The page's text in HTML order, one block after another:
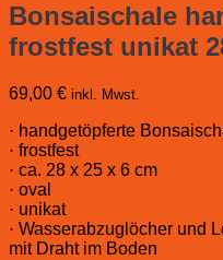
Bonsaischale
frostfest unikat
69,00 € inkl. Mwst.
· handgetöpferte
· frostfest
· ca. 28 x 25 x 6 cm
· oval
· unikat
· Wasserabzuglöcher und
mit Draht im Boden